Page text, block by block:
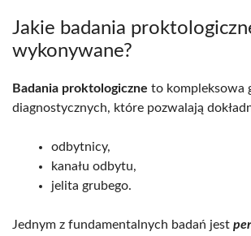
Jakie badania
wykonywane?
Badania proktologiczne to kompleksowa
diagnostycznych, które pozwalają
odbytnicy,
kanału odbytu,
jelita grubego.
Jednym z fundamentalnych badań jest